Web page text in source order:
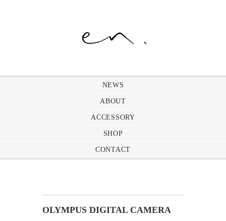
NEWS
ABOUT
ACCESSORY
SHOP
CONTACT
OLYMPUS DIGITAL CAMERA